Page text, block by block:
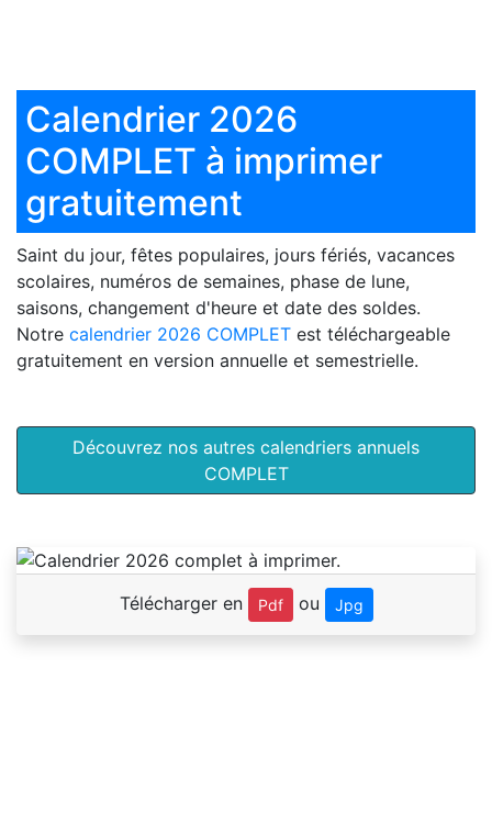
Calendrier 2026
COMPLET à imprimer
gratuitement
Saint du jour, fêtes populaires, jours fériés, vacances
scolaires, numéros de semaines, phase de lune,
saisons, changement d'heure et date des soldes.
Notre calendrier 2026 COMPLET est téléchargeable
gratuitement en version annuelle et semestrielle.
Découvrez nos autres calendriers annuels
COMPLET
Télécharger en Pdf ou Jpg